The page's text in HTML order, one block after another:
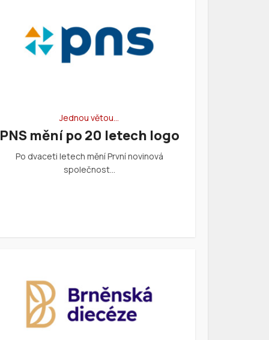
Jednou větou…
PNS mění po 20 letech logo
Po dvaceti letech mění První novinová
společnost…